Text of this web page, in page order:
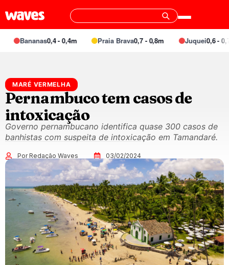
Bananas0,4 - 0,4m Praia Brava0,7 - 0,8m Juquei0,6 - 0,7m
MARÉ VERMELHA
Pernambuco tem casos de
intoxicação
Governo pernambucano identifica quase 300 casos de
banhistas com suspeita de intoxicação em Tamandaré.
Por Redação Waves 03/02/2024